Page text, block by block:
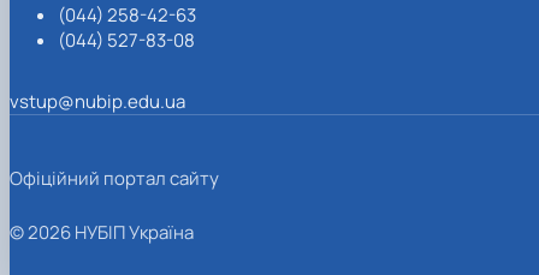
(044) 258-42-63
(044) 527-83-08
vstup@nubip.edu.ua
Офіційний портал сайту
© 2026 НУБІП Україна